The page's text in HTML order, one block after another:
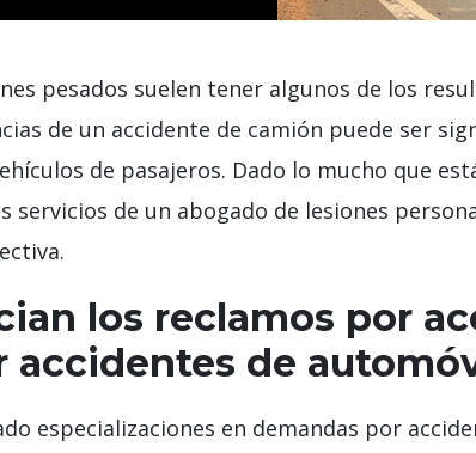
pesados ​​suelen tener algunos de los
de un accidente de camión puede ser
de pasajeros. Dado lo mucho que
servicios de un abogado de lesiones
los reclamos por
accidentes de
especializaciones en demandas por